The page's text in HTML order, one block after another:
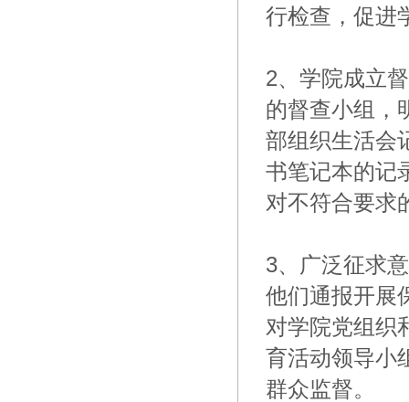
行检查，促进
2、学院成立
的督查小组，
部组织生活会
书笔记本的记
对不符合要求
3、广泛征求
他们通报开展
对学院党组织
育活动领导小
群众监督。